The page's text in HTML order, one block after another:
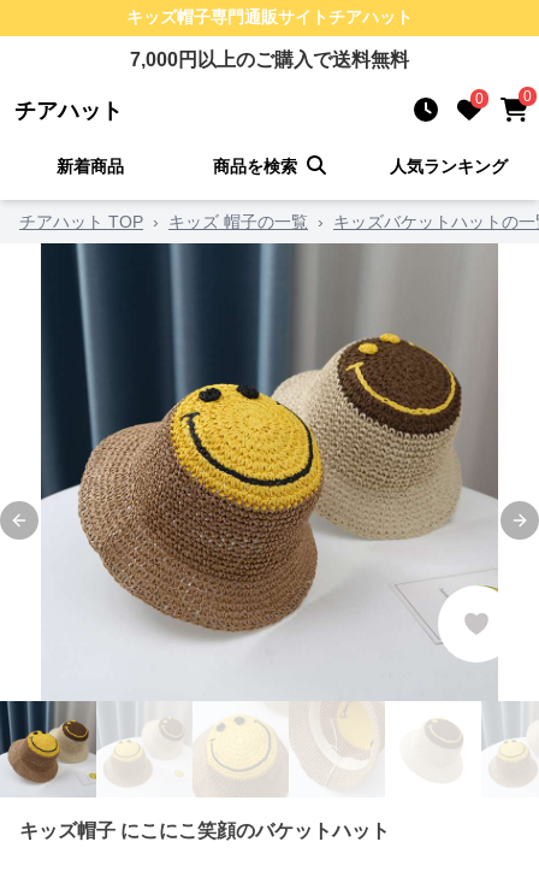
キッズ帽子専門通販サイトチアハット
7,000円以上のご購入で送料無料
チアハット 0 0
新着商品 商品を検索 人気ランキング
チアハット TOP › キッズ 帽子の一覧 › キッズバケットハットの一
Previous slide
キッズ帽子 にこにこ笑顔のバケットハット